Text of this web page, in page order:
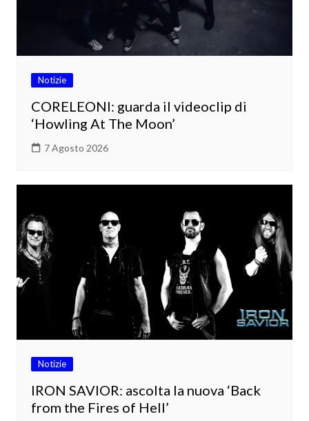
Notizie
CORELEONI: guarda il videoclip di
‘Howling At The Moon’
7 Agosto 2026
Notizie
IRON SAVIOR: ascolta la nuova ‘Back
from the Fires of Hell’